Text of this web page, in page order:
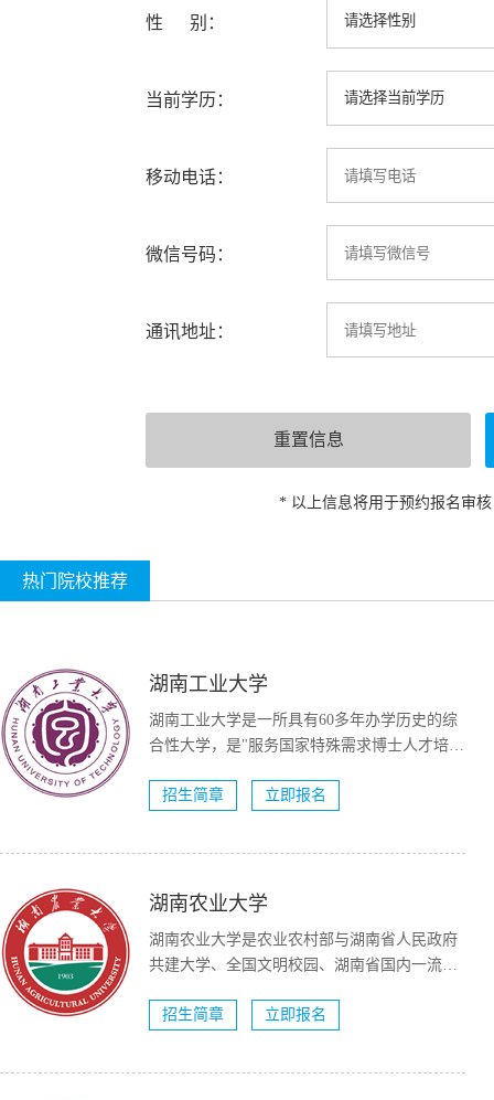
性 别：
当前学历：
移动电话：
微信号码：
通讯地址：
* 以上信息将用于预约报名审
热门院校推荐
湖南工业大学
湖南工业大学是一所具有60多年办学历史的综
合性大学，是"服务国家特殊需求博士人才培养
招生简章
立即报名
湖南农业大学
湖南农业大学是农业农村部与湖南省人民政府
共建大学、全国文明校园、湖南省国内一流大
招生简章
立即报名